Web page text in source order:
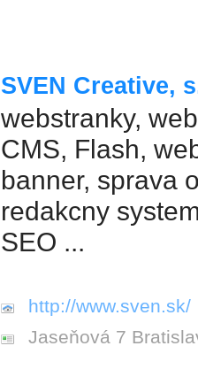
SVEN Creative,
webstranky,
CMS, Flash,
banner, sprava
redakcny
SEO ...
http://www.sven.sk/
Jaseňová 7